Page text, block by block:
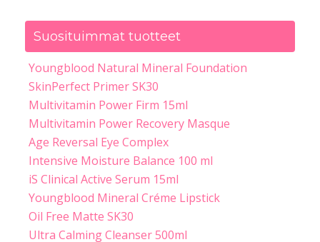
Suosituimmat tuotteet
Youngblood Natural Mineral Foundation
SkinPerfect Primer SK30
Multivitamin Power Firm 15ml
Multivitamin Power Recovery Masque
Age Reversal Eye Complex
Intensive Moisture Balance 100 ml
iS Clinical Active Serum 15ml
Youngblood Mineral Créme Lipstick
Oil Free Matte SK30
Ultra Calming Cleanser 500ml